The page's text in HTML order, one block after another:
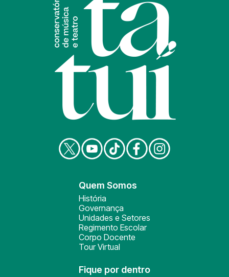
Quem Somos
História
Governança
Unidades e Setores
Regimento Escolar
Corpo Docente
Tour Virtual
Fique por dentro